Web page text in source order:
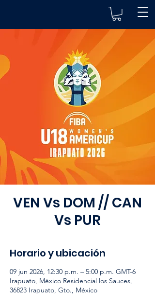
VEN Vs DOM // CAN
Vs PUR
Horario y ubicación
09 jun 2026, 12:30 p.m. – 5:00 p.m. GMT-6
Irapuato, México Residencial los Sauces,
36823 Irapuato, Gto., México